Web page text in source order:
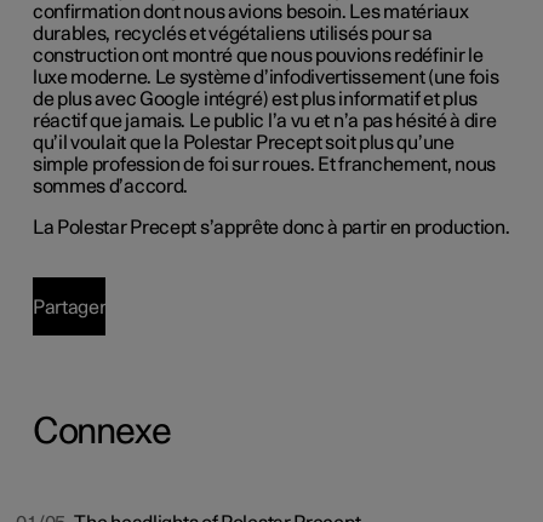
confirmation dont nous avions besoin. Les matériaux
durables, recyclés et végétaliens utilisés pour sa
construction ont montré que nous pouvions redéfinir le
luxe moderne. Le système d’infodivertissement (une fois
de plus avec Google intégré) est plus informatif et plus
réactif que jamais. Le public l’a vu et n’a pas hésité à dire
qu’il voulait que la Polestar Precept soit plus qu’une
simple profession de foi sur roues. Et franchement, nous
sommes d’accord.
La Polestar Precept s’apprête donc à partir en production.
Partager
Connexe